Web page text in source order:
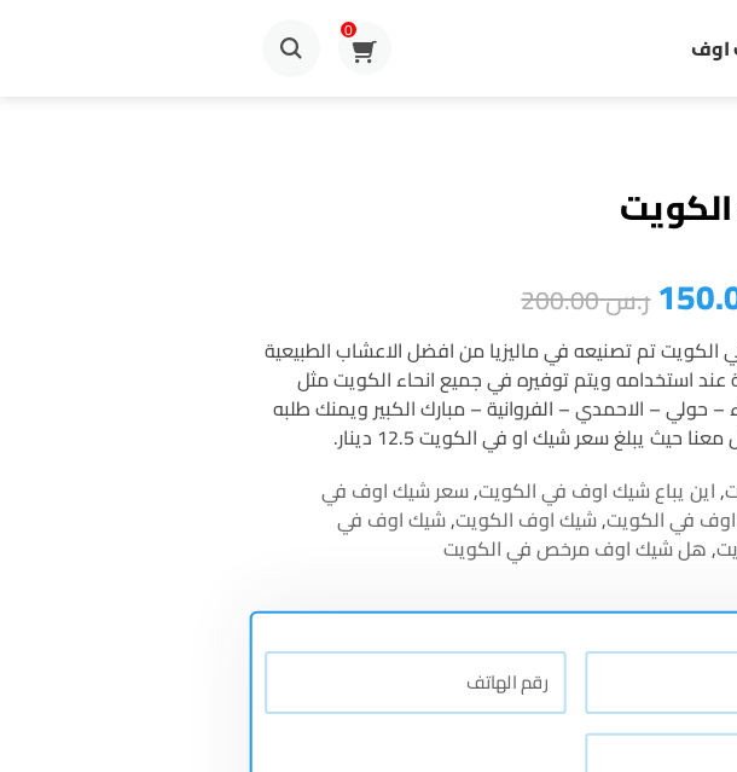
اوف
0
ر.س200.00
تم تصنيعه في ماليزيا من افضل الاعشاب الطبيعية
عند استخدامه ويتم توفيره في جميع انحاء الكويت مثل
– حولي – الاحمدي – الفروانية – مبارك الكبير ويمنك طلبه
حيث يبلغ سعر شيك او في الكويت 12.5 دينار.
,اين يباع شيك اوف في الكويت,سعر شيك اوف في
في الكويت,شيك اوف الكويت,شيك اوف في
,هل شيك اوف مرخص في الكويت